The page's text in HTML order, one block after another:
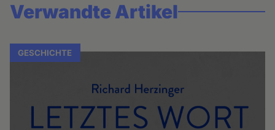
Verwandte Artikel
GESCHICHTE